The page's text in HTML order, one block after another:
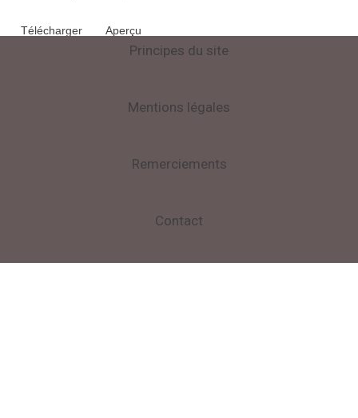
Télécharger Aperçu
Principes du site
Mentions légales
Remerciements
Contact